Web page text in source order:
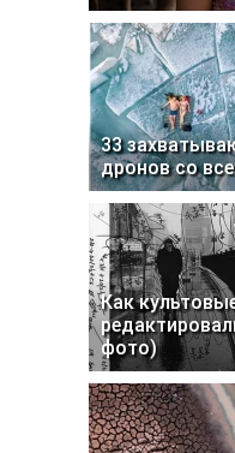
33
дронов со
Как
фото)